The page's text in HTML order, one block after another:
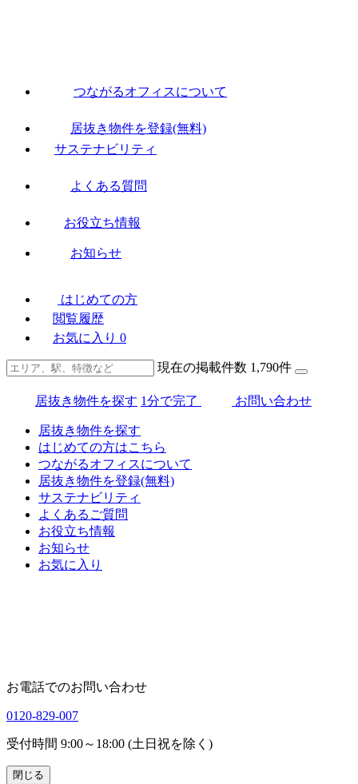
つながるオフィスについて
居抜き物件を登録(無料)
サステナビリティ
よくある質問
お役立ち情報
お知らせ
はじめての方
閲覧履歴
お気に入り 0
現在の掲載件数 1,790件
居抜き物件を探す 1分で完了 お問い合わせ
居抜き物件を探す
はじめての方はこちら
つながるオフィスについて
居抜き物件を登録(無料)
サステナビリティ
よくあるご質問
お役立ち情報
お知らせ
お気に入り
お電話でのお問い合わせ
0120-829-007
受付時間 9:00～18:00 (土日祝を除く)
閉じる